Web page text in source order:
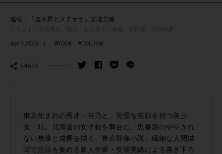
連載：「金木犀とメテオラ」安壇美緒
Apr 3.2020 #BOOK #COLUMN
SHARE
東京生まれの秀才・佳乃と、完璧な笑顔を持つ美少
女・叶。北海道の女子校を舞台に、思春期のやりきれ
ない焦燥と成長を描く、青春群像小説。繊細な人間描
写で注目を集める新人作家・安壇美緒による書き下ろ